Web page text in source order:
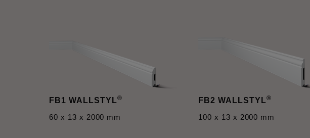
FB1 WALLSTYL®
60 x 13 x 2000 mm
FB2 WALLSTYL®
100 x 13 x 2000 mm